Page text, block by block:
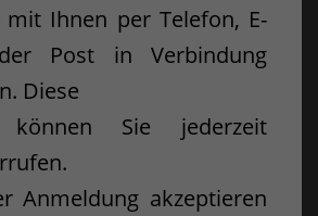
Ihnen per Telefon, E-
Post in Verbindung
Diese
können Sie jederzeit
Anmeldung akzeptieren